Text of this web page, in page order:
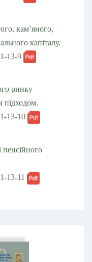
кам’яного,
капіталу.
13-9
ринку
підходом.
13-10
пенсійного
13-11